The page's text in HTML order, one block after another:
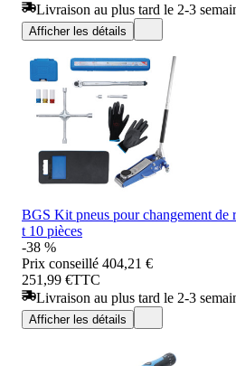
Livraison au plus tard le 2-3
Afficher les détails
BGS Kit pneus pour changement de
t 10 pièces
-38 %
Prix conseillé 404,21 €
251,99 €TTC
Livraison au plus tard le 2-3
Afficher les détails